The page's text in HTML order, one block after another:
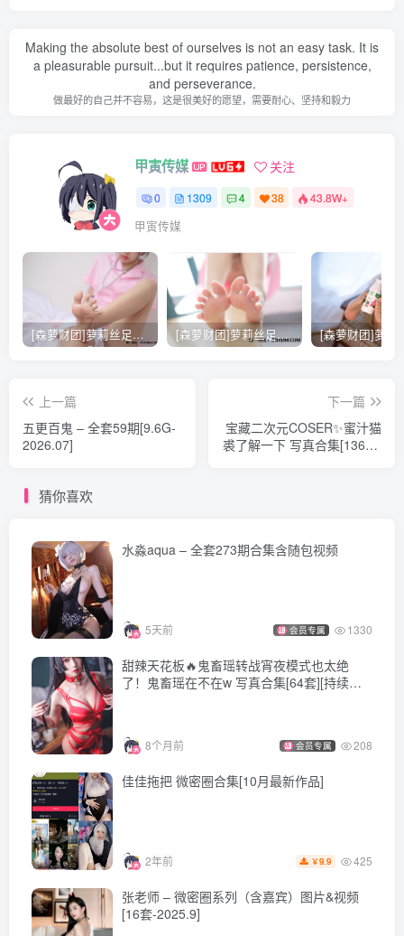
[6.3]
012.十万珍吱伏特（香川澪）- 白丝兔女郎[60P-116.9M]
011.十万珍吱伏特（香川澪）- 碧蓝航线 恶毒[113P-1V-
1.05G]
010.十万珍吱伏特（香川澪）- 护理实习生[155P-1V-1.38G]
009.十万珍吱伏特（香川澪）- 花嫁[42P-593.1M]
008.十万珍吱伏特（香川澪）- 白桃乌龙奶茶[94P-149.5M]
007.十万珍吱伏特（香川澪）- 自拍[12P-30.4M]
006.十万珍吱伏特（香川澪）- 泳装[31P-437.4M]
002.十万珍吱伏特（香川澪）- 穹妹白裙[23P-222M]
91.1M]
如遇网盘文件失效，请勿着急，请直接评论区反馈（显示审
核中小编也可收到消息），我们会在白天及时重新打包上
传！
Making the absolute best of ourselves is not an easy task. It is
a pleasurable pursuit...but it requires patience, persistence,
and perseverance.
做最好的自己并不容易，这是很美好的愿望，需要耐心、坚持和毅力
甲寅传媒 关注
0 1309 4 38 43.8W+
甲寅传媒
[森萝财团]萝莉丝足写真 [X-021] 护士妹妹穿白丝 [森萝财团]萝莉丝足写真 [X-026] JK粉色校服白丝
上一篇
五更百鬼 – 全套59期[9.6G-
2026.07]
下一篇
宝藏二次元COSER✨蜜汁猫
裘了解一下 写真合集[136套]
猜你喜欢
水淼aqua – 全套273期合集含随包视频
5天前 会员专属 1330
甜辣天花板🔥鬼畜瑶转战宵夜模式也太绝
了！鬼畜瑶在不在w 写真合集[64套][持续更
8个月前 会员专属 208
佳佳拖把 微密圈合集[10月最新作品]
2年前 ￥9.9 425
张老师 – 微密圈系列（含嘉宾）图片&视频
[16套-2025.9]